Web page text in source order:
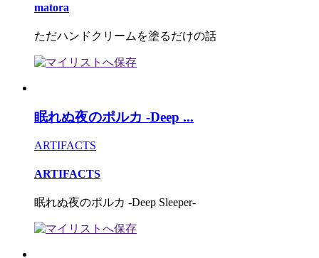
matora
ただハンドクリームを塗るだけの話
眠れぬ夜のポルカ -Deep ...
ARTIFACTS
ARTIFACTS
眠れぬ夜のポルカ -Deep Sleeper-